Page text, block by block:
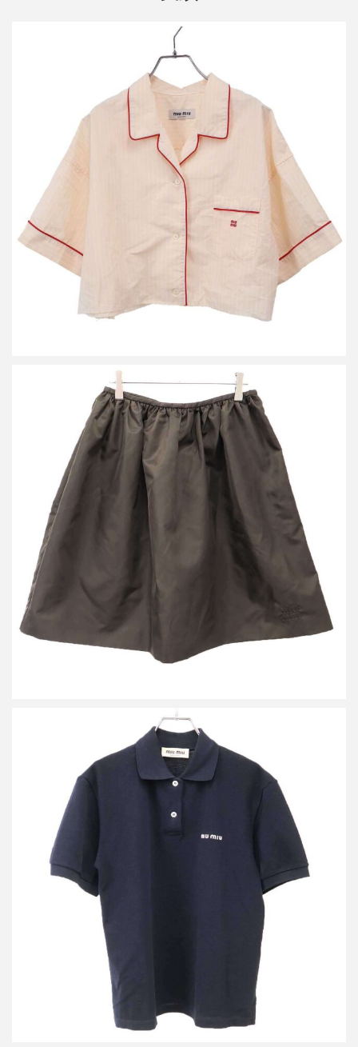
ミュウミュウ 24SS クロップドワイドパジャマシャツ MK1815
買取金額36,000円
ミュウミュウ 26SS テクニカル ガザール スカート M62425
ミュウミュウ 25SS コットンピケ ポロシャツ MJN535